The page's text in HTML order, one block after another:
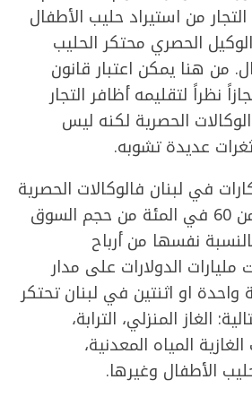
من استيراد حليب الأطفال
الحصري محتكر الحليب
من هنا يمكن اعتبار قانون
نظراً لتقليمه أظافر التجار
الحصرية لكنه ليس
عديدة تشوبه.
في لبنان فالوكالات الحصرية
تستحوذ على أكثر من 60 في المئة من حجم السوق
نفسها من أرباح
الدولارات على مدار
او اثنتين في لبنان تحتكر
الغاز المنزلي، الترابة،
المياه المعدنية،
الأطفال وغيرها.